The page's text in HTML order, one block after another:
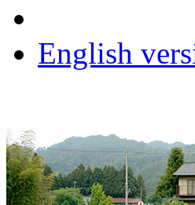
English